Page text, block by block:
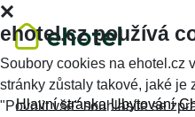
Hlavní stránka Ubytování
ehotel.cz používá
Soubory cookies na ehotel.cz
stránky zůstaly takové, jaké je
"Povolit vše" souhlasíte se